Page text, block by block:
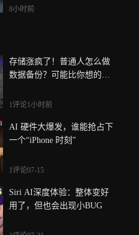
8小时前
存储涨疯了！普通人怎么做
数据备份？可能比你想的更
1评论1小时前
AI 硬件大爆发，谁能抢占下
一个“iPhone 时刻”
1评论07-15
Siri AI深度体验：整体变好
用了，但也会出现小BUG